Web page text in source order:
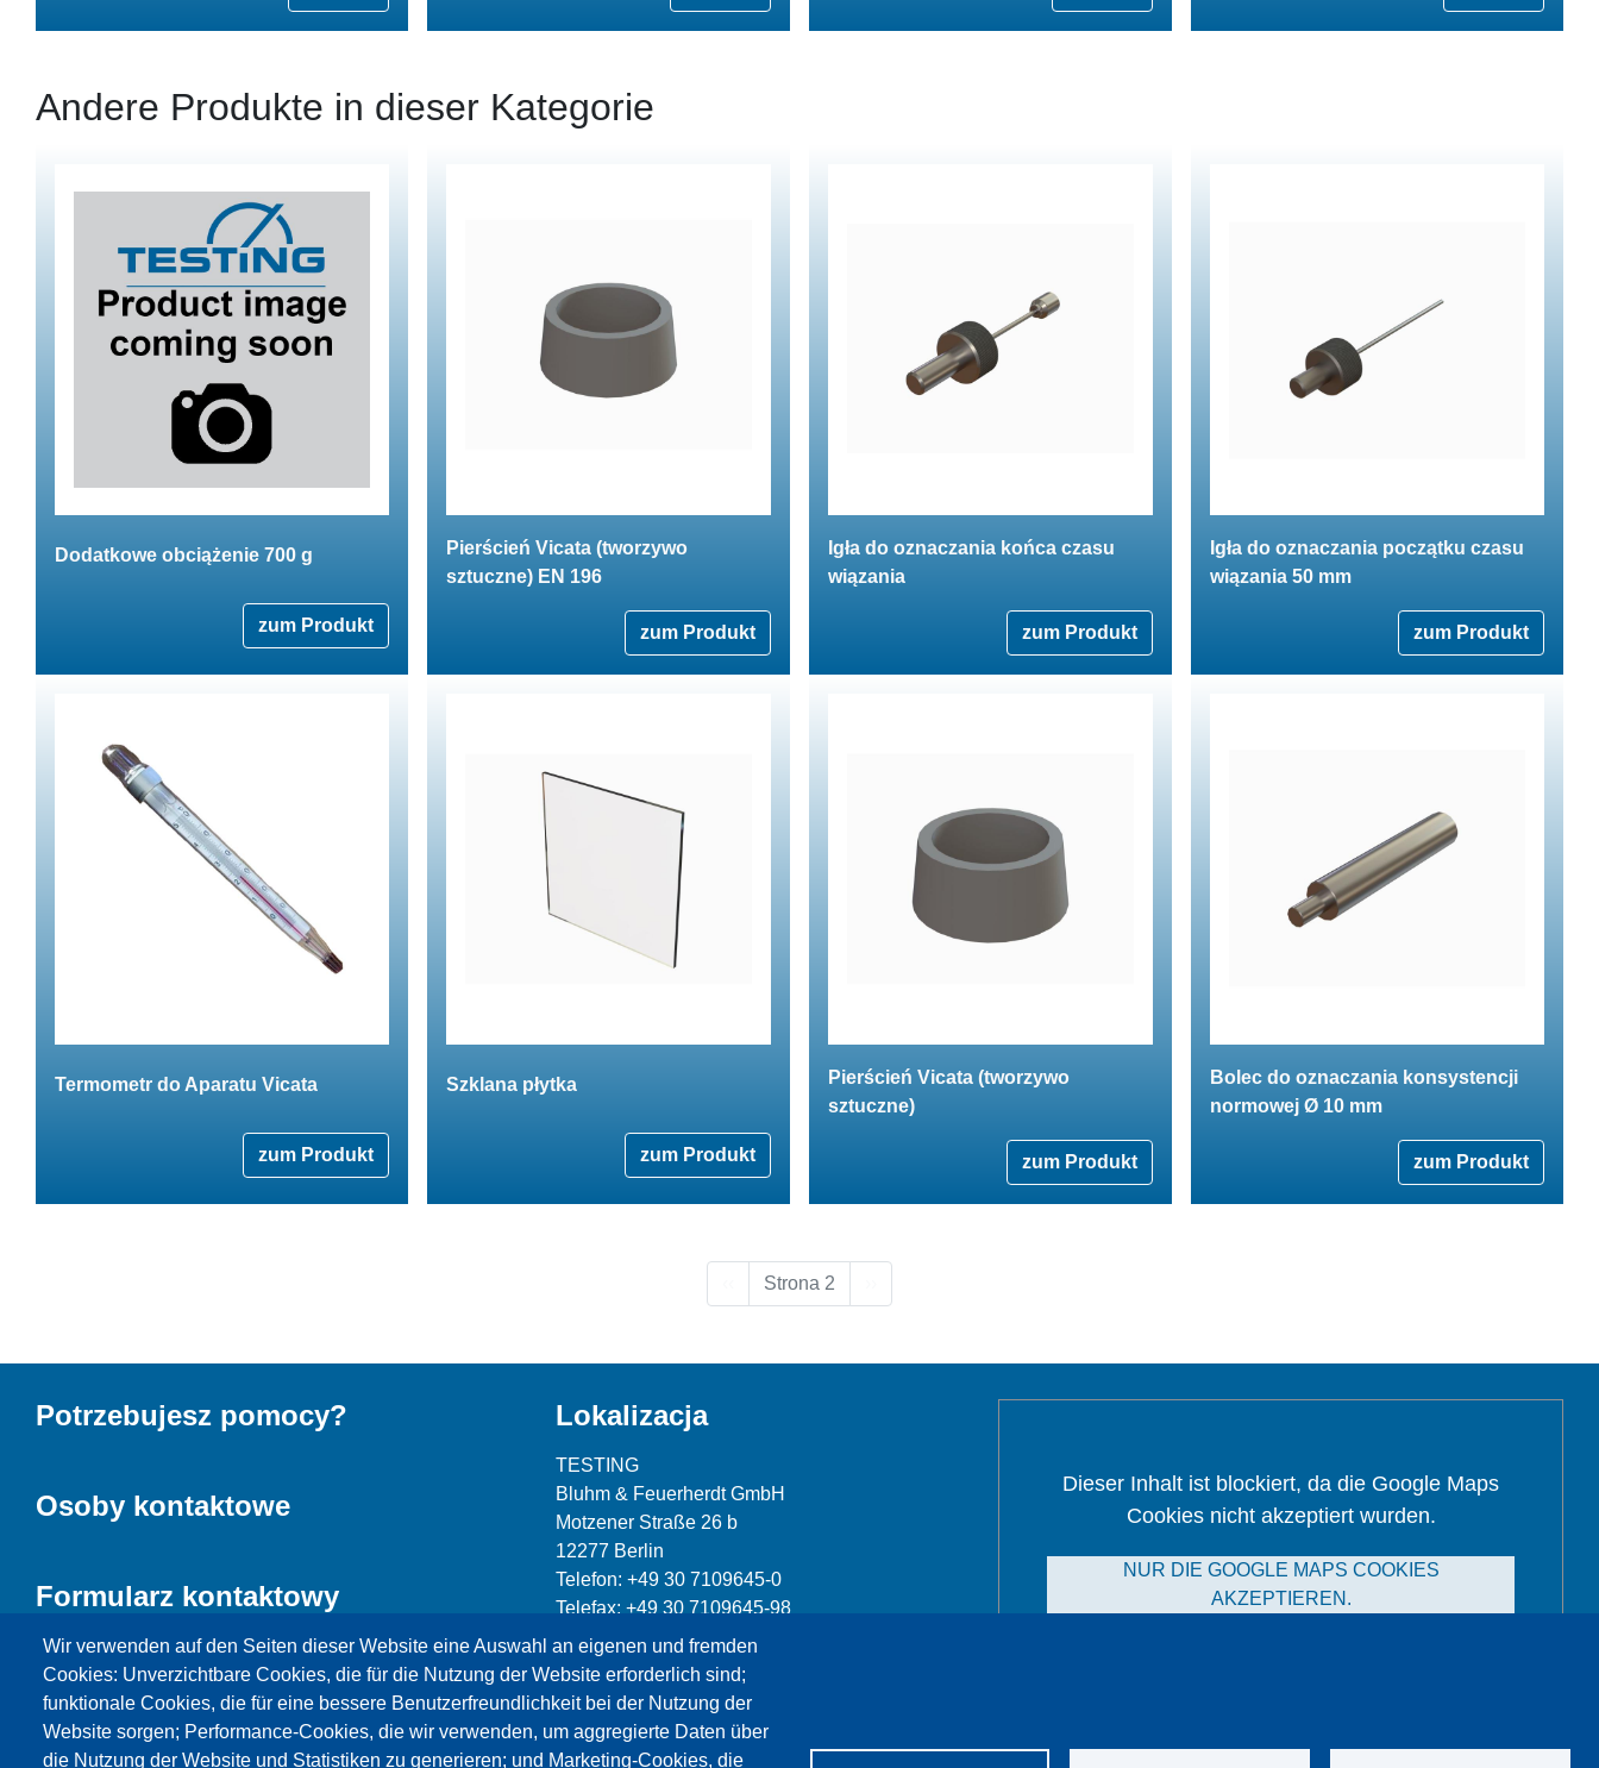
Andere Produkte in dieser Kategorie
Dodatkowe obciążenie 700 g
zum Produkt
Pierścień Vicata (tworzywo
sztuczne) EN 196
zum Produkt
Igła do oznaczania końca czasu
wiązania
zum Produkt
Igła do oznaczania początku czasu
wiązania 50 mm
zum Produkt
Termometr do Aparatu Vicata
zum Produkt
Szklana płytka
zum Produkt
Pierścień Vicata (tworzywo
sztuczne)
zum Produkt
Bolec do oznaczania konsystencji
normowej Ø 10 mm
zum Produkt
Poprzednia strona
Strona 2
Wir verwenden auf den Seiten dieser Website eine Auswahl an eigenen und fremden
Cookies: Unverzichtbare Cookies, die für die Nutzung der Website erforderlich sind;
funktionale Cookies, die für eine bessere Benutzerfreundlichkeit bei der Nutzung der
Website sorgen; Performance-Cookies, die wir verwenden, um aggregierte Daten über
die Nutzung der Website und Statistiken zu generieren; und Marketing-Cookies, die
Potrzebujesz pomocy?
Osoby kontaktowe
Formularz kontaktowy
Lokalizacja
TESTING
Bluhm & Feuerherdt GmbH
Motzener Straße 26 b
12277 Berlin
Telefon: +49 30 7109645-0
Telefax: +49 30 7109645-98
info@testing.de
Dieser Inhalt ist blockiert, da die Google Maps
Cookies nicht akzeptiert wurden.
NUR DIE GOOGLE MAPS COOKIES
AKZEPTIEREN.